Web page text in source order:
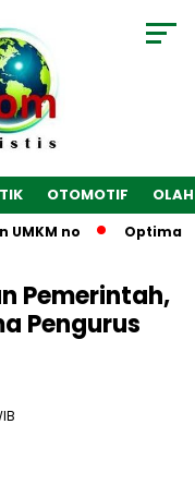
OTOMOTIF
no Optimalkan
Pemerintah,
Pengurus